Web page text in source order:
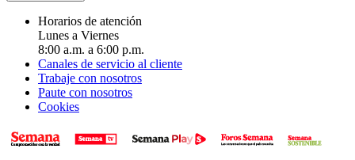
Horarios de atención
Lunes a Viernes
8:00 a.m. a 6:00 p.m.
Canales de servicio al cliente
Trabaje con nosotros
Paute con nosotros
Cookies